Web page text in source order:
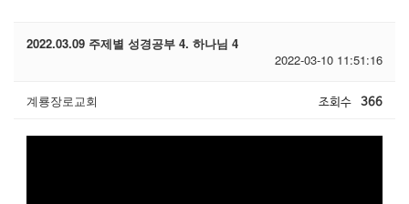
2022.03.09 주제별 성경공부 4. 하나님 4
2022-03-10 11:51:16
계룡장로교회 조회수 366